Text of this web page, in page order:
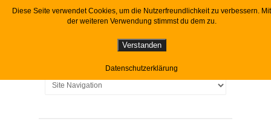
Diese Seite verwendet Cookies, um die Nutzerfreundlichkeit zu verbessern. Mit
der weiteren Verwendung stimmst du dem zu.
Verstanden
Datenschutzerklärung